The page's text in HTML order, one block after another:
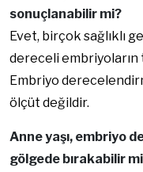
sonuçlanabilir mi?
Evet, birçok sağlıklı
dereceli
Embriyo
ölçüt değildir.
Anne yaşı, embriyo
gölgede bırakabilir